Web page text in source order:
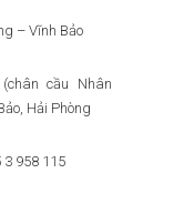
– Vĩnh Bảo
cầu Nhân
Hải Phòng
3 958 115